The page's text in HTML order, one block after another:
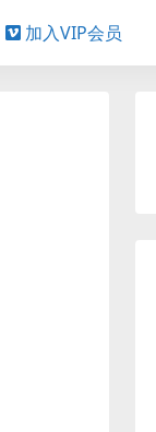
加入VIP会员